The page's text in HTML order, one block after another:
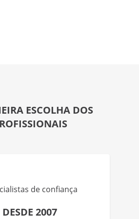
ESCOLHA DOS
de confiança
DESDE 2007